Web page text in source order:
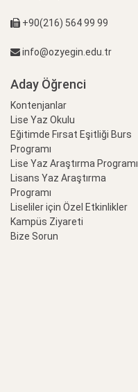
+90(216) 564 99 99
info@ozyegin.edu.tr
Aday Öğrenci
Kontenjanlar
Lise Yaz Okulu
Eğitimde Fırsat Eşitliği Burs
Programı
Lise Yaz Araştırma Programı
Lisans Yaz Araştırma
Programı
Liseliler için Özel Etkinlikler
Kampüs Ziyareti
Bize Sorun